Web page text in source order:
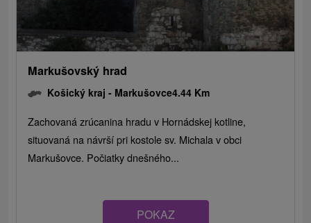
Markušovský hrad
Košický kraj - Markušovce4.44 Km
Zachovaná zrúcanina hradu v Hornádskej kotline,
situovaná na návrší pri kostole sv. Michala v obci
Markušovce. Počiatky dnešného...
POKAZ